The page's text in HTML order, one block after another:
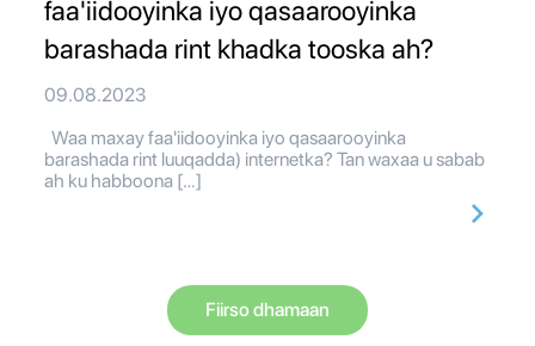
faa'iidooyinka iyo qasaarooyinka
barashada rint khadka tooska ah?
09.08.2023
Waa maxay faa'iidooyinka iyo qasaarooyinka
barashada rint luuqadda) internetka? Tan waxaa u sabab
ah ku habboona […]
Fiirso dhamaan